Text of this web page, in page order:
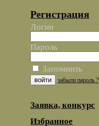
Регистрация
Логин
Пароль
Запомнить
забыли пароль ?
Заявка, конкурс
Избранное